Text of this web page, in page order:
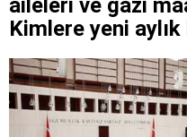
aileleri ve gazi
Kimlere yeni